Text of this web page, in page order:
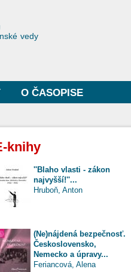
vedy
O ČASOPISE
knihy
''Blaho vlasti - zákon
najvyšší!''...
Hruboň, Anton
(Ne)nájdená bezpečnosť.
Československo,
Nemecko a úpravy...
Feriancová, Alena